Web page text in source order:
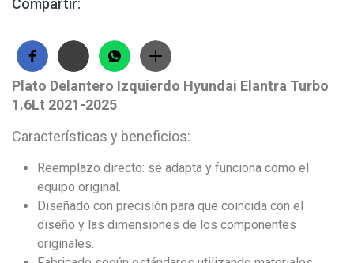
Plato Delantero Izquierdo Hyundai Elantra Turbo
1.6Lt 2021-2025
Características y beneficios:
Reemplazo directo: se adapta y funciona como el
equipo original.
Diseñado con precisión para que coincida con el
diseño y las dimensiones de los componentes
originales.